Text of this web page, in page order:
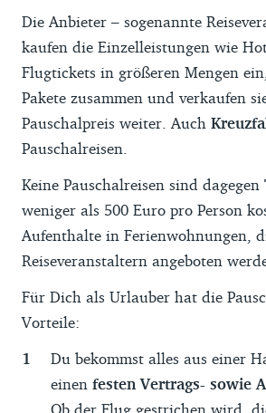
Die Anbieter – sogenannte
kaufen die Einzelleistungen wie
Flugtickets in größeren Mengen
Pakete zusammen und verkaufen
Pauschalpreis weiter. Auch
Pauschalreisen.
Keine Pauschalreisen sind dagegen
weniger als 500 Euro pro Person
Aufenthalte in Ferienwohnungen,
Reiseveranstaltern angeboten
Für Dich als Urlauber hat die
Vorteile:
Du bekommst alles aus einer
einen festen Vertrags- sowie
Ob der Flug gestrichen wird,